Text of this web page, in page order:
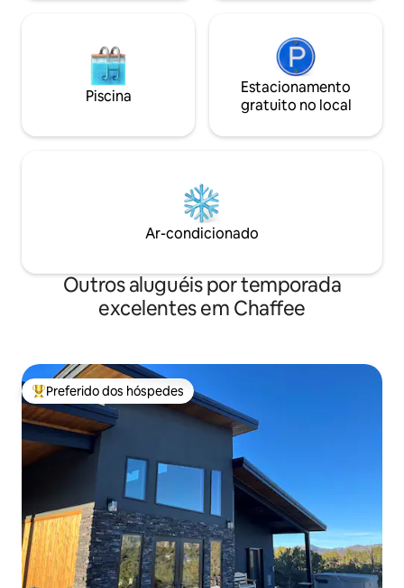
Piscina
Estacionamento
gratuito no local
Ar-condicionado
Outros aluguéis por temporada
excelentes em Chaffee
Entre os melhores preferidos dos hóspedes
Preferido dos hóspedes